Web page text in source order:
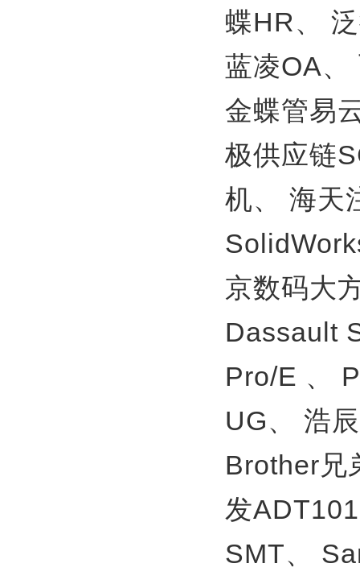
蝶HR、
蓝凌OA、
金蝶管易
极供应链
机、
海天
京数码大
Dassault
Pro/E 、
UG、
浩
Brother兄
发
SMT、